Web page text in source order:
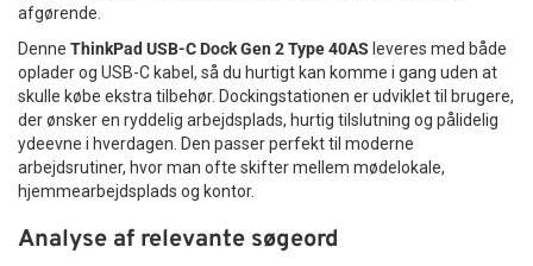
afgørende.
Denne ThinkPad USB-C Dock Gen 2 Type 40AS leveres med både
oplader og USB-C kabel, så du hurtigt kan komme i gang uden at
skulle købe ekstra tilbehør. Dockingstationen er udviklet til brugere,
der ønsker en ryddelig arbejdsplads, hurtig tilslutning og pålidelig
ydeevne i hverdagen. Den passer perfekt til moderne
arbejdsrutiner, hvor man ofte skifter mellem mødelokale,
hjemmearbejdsplads og kontor.
Analyse af relevante søgeord